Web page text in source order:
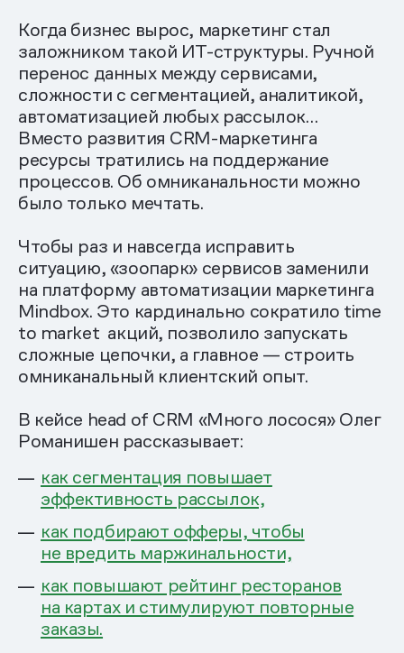
Когда бизнес вырос, маркетинг стал
заложником такой ИТ-структуры. Ручной
перенос данных между сервисами,
сложности с сегментацией, аналитикой,
автоматизацией любых рассылок…
Вместо развития CRM-маркетинга
ресурсы тратились на поддержание
процессов. Об омниканальности можно
было только мечтать.
Чтобы раз и навсегда исправить
ситуацию, «зоопарк» сервисов заменили
на платформу автоматизации маркетинга
Mindbox. Это кардинально сократило time
to market акций, позволило запускать
сложные цепочки, а главное — строить
омниканальный клиентский опыт.
В кейсе head of CRM «Много лосося» Олег
Романишен рассказывает:
как сегментация повышает
эффективность рассылок,
как подбирают офферы, чтобы
не вредить маржинальности,
как повышают рейтинг ресторанов
на картах и стимулируют повторные
заказы.